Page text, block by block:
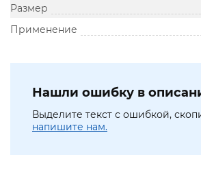
Размер
Применение
Нашли ошибку в
Выделите текст с ошибкой,
напишите нам.